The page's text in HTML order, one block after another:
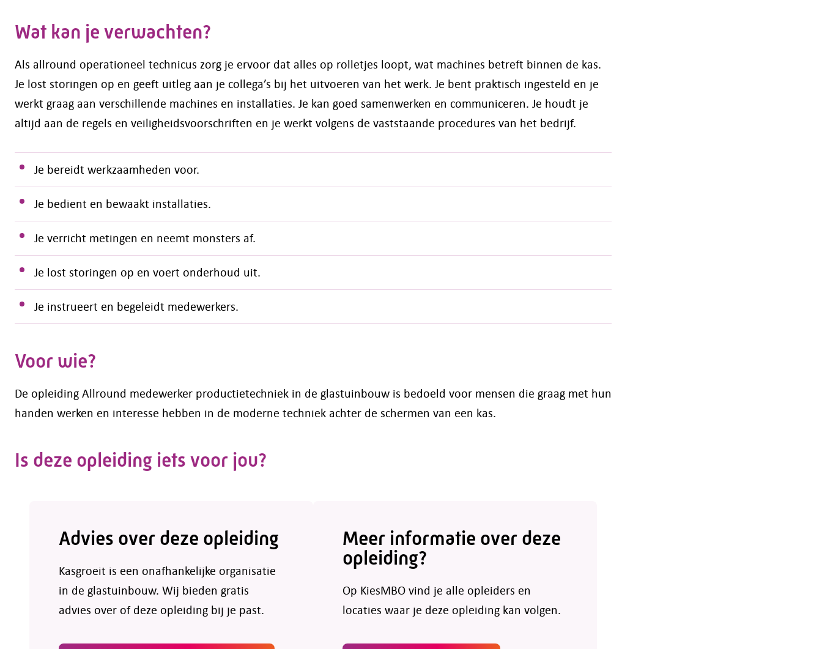
Wat kan je verwachten?
Als allround operationeel technicus zorg je ervoor dat alles op rolletjes loopt, wat machines betreft binnen de kas.
Je lost storingen op en geeft uitleg aan je collega’s bij het uitvoeren van het werk. Je bent praktisch ingesteld en je
werkt graag aan verschillende machines en installaties. Je kan goed samenwerken en communiceren. Je houdt je
altijd aan de regels en veiligheidsvoorschriften en je werkt volgens de vaststaande procedures van het bedrijf.
Je bereidt werkzaamheden voor.
Je bedient en bewaakt installaties.
Je verricht metingen en neemt monsters af.
Je lost storingen op en voert onderhoud uit.
Je instrueert en begeleidt medewerkers.
Voor wie?
De opleiding Allround medewerker productietechniek in de glastuinbouw is bedoeld voor mensen die graag met hun
handen werken en interesse hebben in de moderne techniek achter de schermen van een kas.
Is deze opleiding iets voor jou?
Advies over deze opleiding
Kasgroeit is een onafhankelijke organisatie
in de glastuinbouw. Wij bieden gratis
advies over of deze opleiding bij je past.
Meer informatie over deze
opleiding?
Op KiesMBO vind je alle opleiders en
locaties waar je deze opleiding kan volgen.